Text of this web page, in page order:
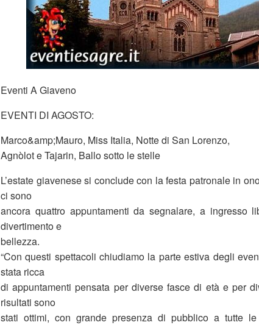
Eventi A Giaveno
EVENTI DI AGOSTO:
Marco&amp;Mauro, Miss Italia, Notte di San Lorenzo,
Agnòlot e Tajarin, Ballo sotto le stelle
L’estate giavenese si conclude con la festa patronale in
ci sono
ancora quattro appuntamenti da segnalare, a ingresso
divertimento e
bellezza.
“Con questi spettacoli chiudiamo la parte estiva degli
stata ricca
di appuntamenti pensata per diverse fasce di età e per
risultati sono
stati ottimi, con grande presenza di pubblico a tutte